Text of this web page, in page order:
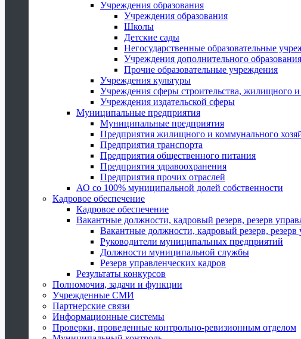
Учреждения образования
Учреждения образования
Школы
Детские сады
Негосударственные образовательные
Учреждения дополнительного образования
Прочие образовательные учреждения
Учреждения культуры
Учреждения сферы строительства, жилищного и
Учреждения издательской сферы
Муниципальные предприятия
Муниципальные предприятия
Предприятия жилищного и коммунального
Предприятия транспорта
Предприятия общественного питания
Предприятия здравоохранения
Предприятия прочих отраслей
АО со 100% муниципальной долей собственности
Кадровое обеспечение
Кадровое обеспечение
Вакантные должности, кадровый резерв, резерв
Вакантные должности, кадровый резерв, резерв
Руководители муниципальных предприятий
Должности муниципальной службы
Резерв управленческих кадров
Результаты конкурсов
Полномочия, задачи и функции
Учрежденные СМИ
Партнерские связи
Информационные системы
Проверки, проведенные контрольно-ревизионным отделом